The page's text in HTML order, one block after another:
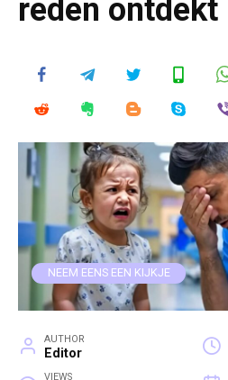
reden ontdekt
NEEM EENS EEN KIJKJE
AUTHOR
Editor
VIEWS